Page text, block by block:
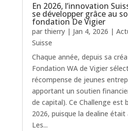
En 2026, l’innovation
se développer grâce au
fondation De Vigier
par thierry| Jan 4, 2026 |
Suisse
Chaque année, depuis sa
Fondation WA de Vigier
récompense de jeunes
apportant un soutien
de capital). Ce Challenge est
2026, puisque la dealine était
Les...